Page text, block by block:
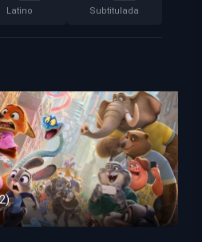
Latino Subtitulada